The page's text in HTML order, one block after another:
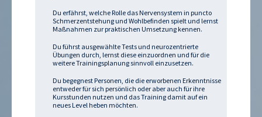
Du erfährst, welche Rolle das Nervensystem in puncto
Schmerzentstehung und Wohlbefinden spielt und lernst
Maßnahmen zur praktischen Umsetzung kennen.
Du führst ausgewählte Tests und neurozentrierte
Übungen durch, lernst diese einzuordnen und für die
weitere Trainingsplanung sinnvoll einzusetzen.
Du begegnest Personen, die die erworbenen Erkenntnisse
entweder für sich persönlich oder aber auch für ihre
Kursstunden nutzen und das Training damit auf ein
neues Level heben möchten.